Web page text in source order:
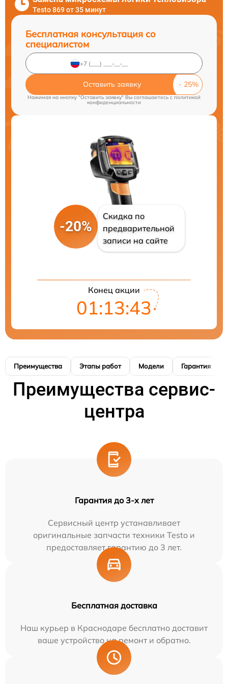
Testo 869 от 35 минут
Бесплатная консультация со
специалистом
Оставить заявку
Нажимая на кнопку "Оставить заявку" Вы соглашаетесь cполитикой
конфиденциальности
-20%
Скидка по
предварительной
записи на сайте
Конец акции
01:13:42
Преимущества Этапы работ Модели Гарантия
Преимущества сервис-
центра
Гарантия до 3-х лет
Сервисный центр устанавливает
оригинальные запчасти техники Testo и
предоставляет гарантию до 3 лет.
Бесплатная доставка
Наш курьер в Краснодаре бесплатно доставит
ваше устройство на ремонт и обратно.